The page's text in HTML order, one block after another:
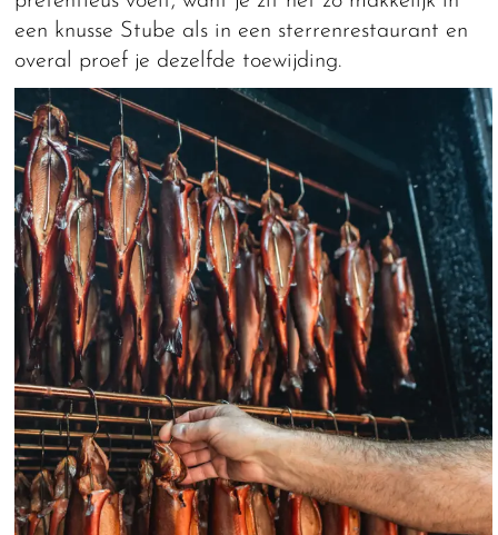
een knusse Stube als in een sterrenrestaurant en
overal proef je dezelfde toewijding.